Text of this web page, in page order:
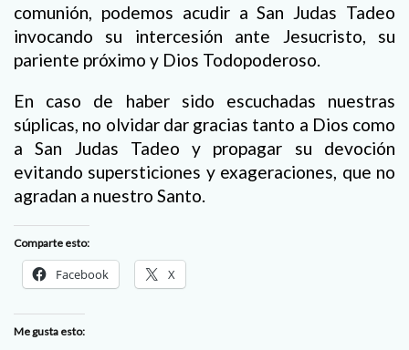
comunión, podemos acudir a San Judas Tadeo
invocando su intercesión ante Jesucristo, su
pariente próximo y Dios Todopoderoso.
En caso de haber sido escuchadas nuestras
súplicas, no olvidar dar gracias tanto a Dios como
a San Judas Tadeo y propagar su devoción
evitando supersticiones y exageraciones, que no
agradan a nuestro Santo.
Comparte esto:
Facebook X
Me gusta esto: